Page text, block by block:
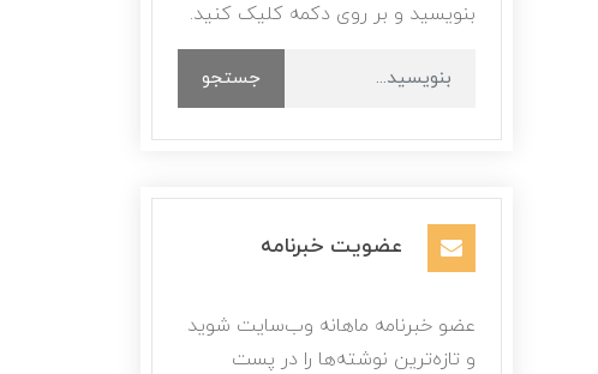
بنویسید و بر روی دکمه کلیک کنید.
جستجو
عضویت خبرنامه
عضو خبرنامه ماهانه وب‌سایت شوید
و تازه‌ترین نوشته‌ها را در پست